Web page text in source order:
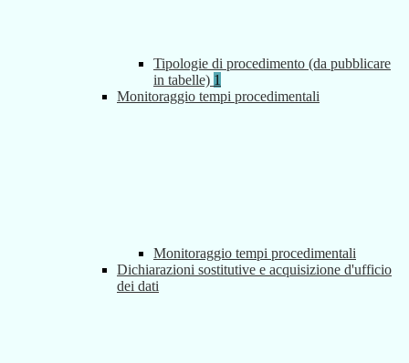
Tipologie di procedimento (da pubblicare
in tabelle) 1
Monitoraggio tempi procedimentali
Monitoraggio tempi procedimentali
Dichiarazioni sostitutive e acquisizione d'ufficio
dei dati